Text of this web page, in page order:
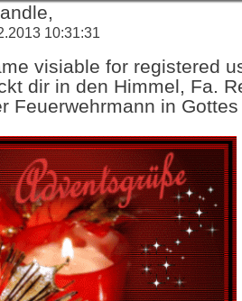
10:31:31
visiable for registered
dir in den Himmel, Fa.
Feuerwehrmann in Gottes